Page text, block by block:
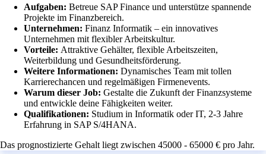
Aufgaben: Betreue SAP Finance und unterstütze spannende
Projekte im Finanzbereich.
Unternehmen: Finanz Informatik – ein innovatives
Unternehmen mit flexibler Arbeitskultur.
Vorteile: Attraktive Gehälter, flexible Arbeitszeiten,
Weiterbildung und Gesundheitsförderung.
Weitere Informationen: Dynamisches Team mit tollen
Karrierechancen und regelmäßigen Firmenevents.
Warum dieser Job: Gestalte die Zukunft der Finanzsysteme
und entwickle deine Fähigkeiten weiter.
Qualifikationen: Studium in Informatik oder IT, 2-3 Jahre
Erfahrung in SAP S/4HANA.
Das prognostizierte Gehalt liegt zwischen 45000 - 65000 € pro Jahr.